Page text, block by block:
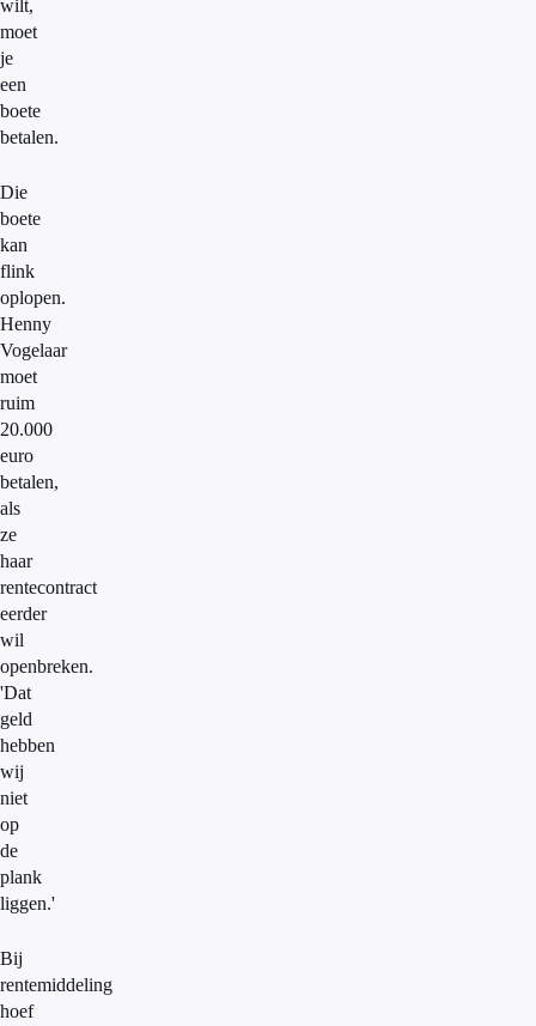
wilt,
moet
je
een
boete
betalen.
Die
boete
kan
flink
oplopen.
Henny
Vogelaar
moet
ruim
20.000
euro
betalen,
als
ze
haar
rentecontract
eerder
wil
openbreken.
'Dat
geld
hebben
wij
niet
op
de
plank
liggen.'
Bij
rentemiddeling
hoef